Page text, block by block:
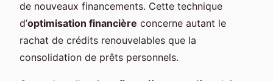
de nouveaux financements. Cette technique
d’optimisation financière concerne autant le
rachat de crédits renouvelables que la
consolidation de prêts personnels.